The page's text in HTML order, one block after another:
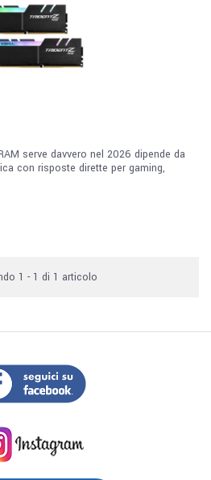
serve davvero nel 2026 dipende da
con risposte dirette per gaming,
1 - 1 di 1 articolo